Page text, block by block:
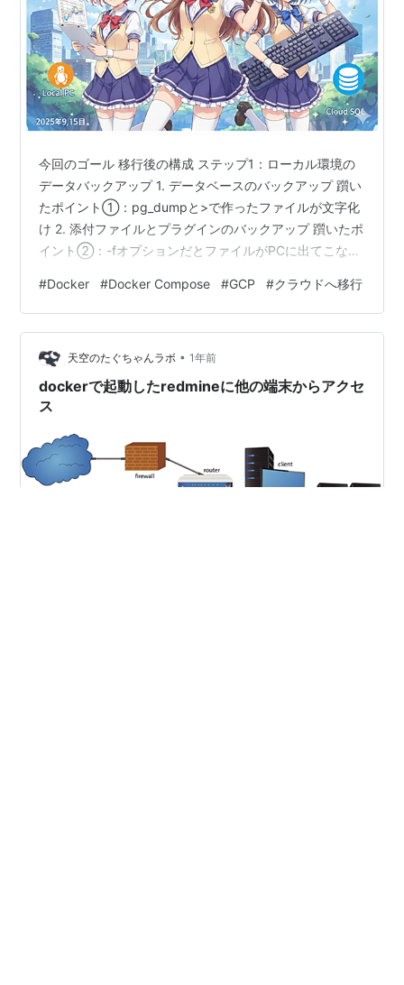
今回のゴール 移行後の構成 ステップ1：ローカル環境の
データバックアップ 1. データベースのバックアップ 躓い
たポイント①：pg_dumpと>で作ったファイルが文字化
け 2. 添付ファイルとプラグインのバックアップ 躓いたポ
イント②：-fオプションだとファイルがPCに出てこない
アとRedmineの起動 1. バックアップファイルをGCEにア
ップロード 躓いたポイント③：gcloudコマンドがPCで
使えない 2. GCE上でデータベースをリストア 躓いたポイ
ント④：リストア中に大量の権限エラー 3. Redmineを
起動 ステップ4：最…
#Docker #Docker Compose #GCP #クラウドへ移行
天空のたぐちゃんラボ • 1年前
dockerで起動したredmineに他の端末からアクセ
ス